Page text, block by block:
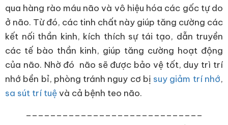
qua hàng rào máu não và vô hiệu hóa các gốc tự do
ở não. Từ đó, các tinh chất này giúp tăng cường các
kết nối thần kinh, kích thích sự tái tạo, dẫn truyền
các tế bào thần kinh, giúp tăng cường hoạt động
của não. Nhờ đó não sẽ được bảo vệ tốt, duy trì trí
nhớ bền bỉ, phòng tránh nguy cơ bị suy giảm trí nhớ,
sa sút trí tuệvà cả bệnh teo não.